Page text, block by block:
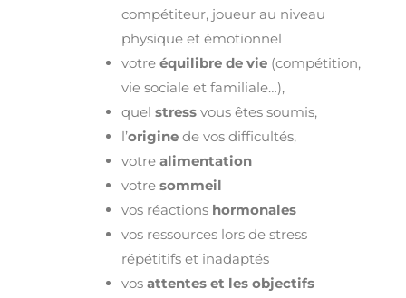
compétiteur, joueur au niveau
physique et émotionnel
votre équilibre de vie (compétition,
vie sociale et familiale…),
quel stress vous êtes soumis,
l’origine de vos difficultés,
votre alimentation
votre sommeil
vos réactions hormonales
vos ressources lors de stress
répétitifs et inadaptés
vos attentes et les objectifs